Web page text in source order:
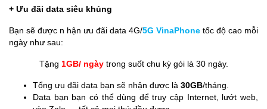
+ Ưu đãi data siêu khủng
Bạn sẽ được n hận ưu đãi data 4G/5G VinaPhone tốc độ cao mỗi
ngày như sau:
Tặng 1GB/ ngày trong suốt chu kỳ gói là 30 ngày.
Tổng ưu đãi data bạn sẽ nhận được là 30GB/tháng.
Data bạn bạn có thể dùng để truy cập Internet, lướt web,